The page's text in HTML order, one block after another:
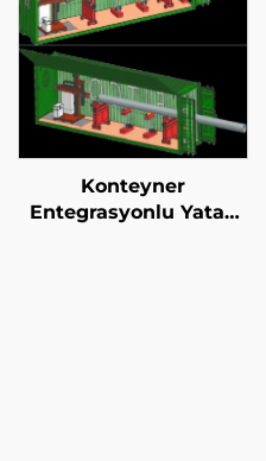
Konteyner
Entegrasyonlu Yatay